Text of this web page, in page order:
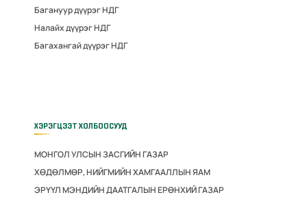
Багануур дүүрэг НДГ
Налайх дүүрэг НДГ
Багахангай дүүрэг НДГ
ХЭРЭГЦЭЭТ ХОЛБООСУУД
МОНГОЛ УЛСЫН ЗАСГИЙН ГАЗАР
ХӨДӨЛМӨР, НИЙГМИЙН ХАМГААЛЛЫН ЯАМ
ЭРҮҮЛ МЭНДИЙН ДААТГАЛЫН ЕРӨНХИЙ ГАЗАР